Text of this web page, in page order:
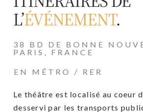
L’ÉVÉNEMENT.
38 BD DE BONNE
PARIS, FRANCE
EN MÉTRO / RER
Le théâtre est localisé au coeur
desservi par les transports